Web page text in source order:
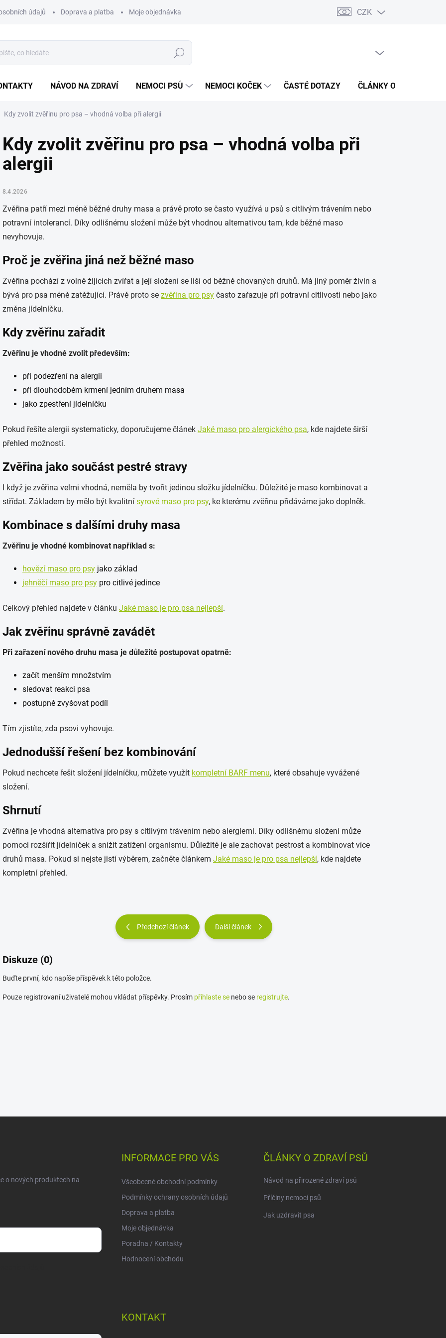
údajů Doprava a platba Moje objednávka CZK
Hledat
NÁVOD NA ZDRAVÍ NEMOCI PSŮ NEMOCI KOČEK ČASTÉ DOTAZY ČLÁNKY O ZDRAVÍ
Kdy zvolit zvěřinu pro psa – vhodná volba při alergii
Kdy zvolit zvěřinu pro psa – vhodná volba při
alergii
8.4.2026
Zvěřina patří mezi méně běžné druhy masa a právě proto se často využívá u psů s citlivým trávením nebo
potravní intolerancí. Díky odlišnému složení může být vhodnou alternativou tam, kde běžné maso
nevyhovuje.
Proč je zvěřina jiná než běžné maso
Zvěřina pochází z volně žijících zvířat a její složení se liší od běžně chovaných druhů. Má jiný poměr živin a
bývá pro psa méně zatěžující. Právě proto se zvěřina pro psy často zařazuje při potravní citlivosti nebo jako
změna jídelníčku.
Kdy zvěřinu zařadit
Zvěřinu je vhodné zvolit především:
při podezření na alergii
při dlouhodobém krmení jedním druhem masa
jako zpestření jídelníčku
Pokud řešíte alergii systematicky, doporučujeme článek Jaké maso pro alergického psa, kde najdete širší
přehled možností.
Zvěřina jako součást pestré stravy
I když je zvěřina velmi vhodná, neměla by tvořit jedinou složku jídelníčku. Důležité je maso kombinovat a
střídat. Základem by mělo být kvalitní syrové maso pro psy, ke kterému zvěřinu přidáváme jako doplněk.
Kombinace s dalšími druhy masa
Zvěřinu je vhodné kombinovat například s:
hovězí maso pro psy jako základ
jehněčí maso pro psy pro citlivé jedince
Celkový přehled najdete v článku Jaké maso je pro psa nejlepší.
Jak zvěřinu správně zavádět
Při zařazení nového druhu masa je důležité postupovat opatrně:
začít menším množstvím
sledovat reakci psa
postupně zvyšovat podíl
Tím zjistíte, zda psovi vyhovuje.
Jednodušší řešení bez kombinování
Pokud nechcete řešit složení jídelníčku, můžete využít kompletní BARF menu, které obsahuje vyvážené
složení.
Shrnutí
Zvěřina je vhodná alternativa pro psy s citlivým trávením nebo alergiemi. Díky odlišnému složení může
pomoci rozšířit jídelníček a snížit zatížení organismu. Důležité je ale zachovat pestrost a kombinovat více
druhů masa. Pokud si nejste jistí výběrem, začněte článkem Jaké maso je pro psa nejlepší, kde najdete
kompletní přehled.
Předchozí článek Další článek
Diskuze (0)
Buďte první, kdo napíše příspěvek k této položce.
Pouze registrovaní uživatelé mohou vkládat příspěvky. Prosím přihlaste se nebo se registrujte.
o nových produktech na
INFORMACE PRO VÁS
Všeobecné obchodní podmínky
Podmínky ochrany osobních údajů
Doprava a platba
Moje objednávka
Poradna / Kontakty
Hodnocení obchodu
ČLÁNKY O ZDRAVÍ PSŮ
Návod na přirozené zdraví psů
Příčiny nemocí psů
Jak uzdravit psa
KONTAKT